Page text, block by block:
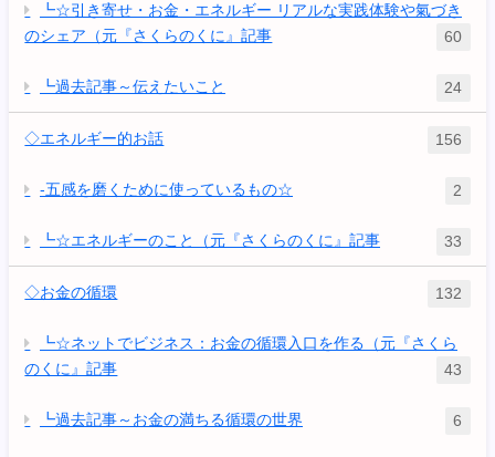
┗☆引き寄せ・お金・エネルギー リアルな実践体験や氣づき
のシェア（元『さくらのくに』記事
60
┗過去記事～伝えたいこと 24
◇エネルギー的お話 156
-五感を磨くために使っているもの☆ 2
┗☆エネルギーのこと（元『さくらのくに』記事 33
◇お金の循環 132
┗☆ネットでビジネス：お金の循環入口を作る（元『さくら
のくに』記事
43
┗過去記事～お金の満ちる循環の世界 6